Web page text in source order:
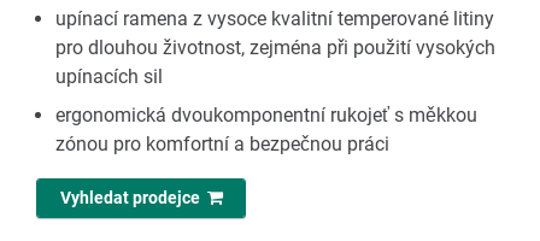
upínací ramena z vysoce kvalitní temperované litiny
pro dlouhou životnost, zejména při použití vysokých
upínacích sil
ergonomická dvoukomponentní rukojeť s měkkou
zónou pro komfortní a bezpečnou práci
Vyhledat prodejce